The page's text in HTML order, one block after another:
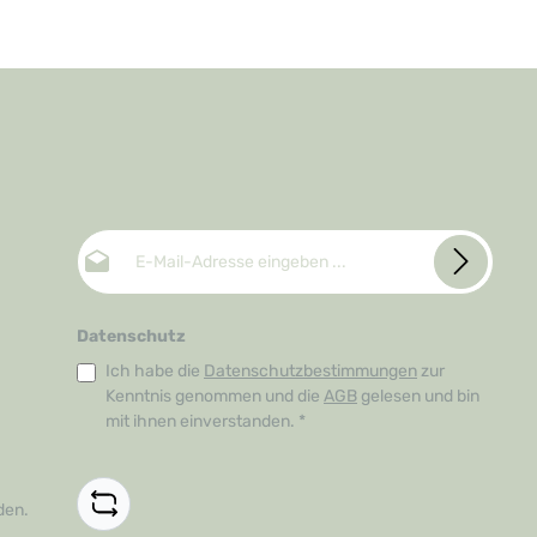
E-Mail-Adresse*
Datenschutz
Ich habe die Datenschutzbestimmungen zur
Kenntnis genommen und die AGB gelesen und bin
mit ihnen einverstanden. *